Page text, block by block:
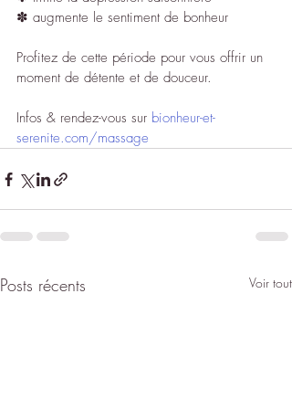
✽ augmente le sentiment de bonheur
Profitez de cette période pour vous offrir un
moment de détente et de douceur.
Infos & rendez-vous sur bionheur-et-
serenite.com/massage
Posts récents Voir tout